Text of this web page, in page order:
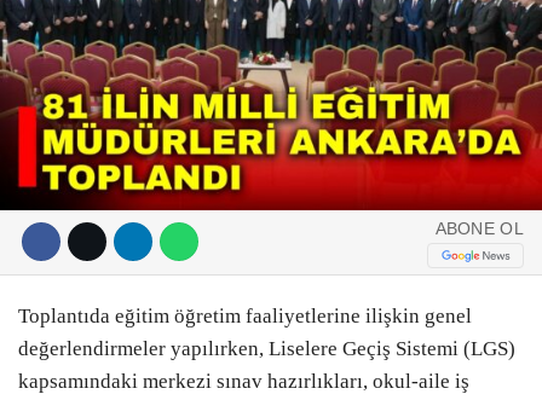
ABONE OL
Toplantıda eğitim öğretim faaliyetlerine ilişkin genel
değerlendirmeler yapılırken, Liselere Geçiş Sistemi (LGS)
kapsamındaki merkezi sınav hazırlıkları, okul-aile iş